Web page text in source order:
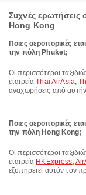
Συχνές
Hong Kong
Ποιες αεροπορικές
την πόλη Phuket;
Οι περισσότεροι ταξιδιώτες από το Phuket πετούν με την αεροπορική
εταιρείαThai AirAsia,
αναχωρήσεις από
Ποιες αεροπορικές
την πόλη Hong Kong;
Οι περισσότεροι ταξιδιώτες προς το Hong Kong πετούν με την αεροπορική
εταιρεία HKExpress,
εξυπηρετεί αυτόν τον